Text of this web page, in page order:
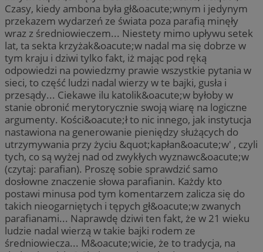
Czasy, kiedy ambona była gł&oacute;wnym i jedynym
przekazem wydarzeń ze świata poza parafią minęły
wraz z średniowieczem... Niestety mimo upływu setek
lat, ta sekta krzyżak&oacute;w nadal ma się dobrze w
tym kraju i dziwi tylko fakt, iż mając pod ręką
odpowiedzi na powiedzmy prawie wszystkie pytania w
sieci, to część ludzi nadal wierzy w te bajki, gusła i
przesądy... Ciekawe ilu katolik&oacute;w byłoby w
stanie obronić merytorycznie swoją wiarę na logiczne
argumenty. Kości&oacute;ł to nic innego, jak instytucja
nastawiona na generowanie pieniędzy służących do
utrzymywania przy życiu &quot;kapłan&oacute;w' , czyli
tych, co są wyżej nad od zwykłych wyznawc&oacute;w
(czytaj: parafian). Proszę sobie sprawdzić samo
dosłowne znaczenie słowa parafianin. Każdy kto
postawi minusa pod tym komentarzem zalicza się do
takich nieogarniętych i tępych gł&oacute;w zwanych
parafianami... Naprawdę dziwi ten fakt, że w 21 wieku
ludzie nadal wierzą w takie bajki rodem ze
średniowiecza... M&oacute;wicie, że to tradycja, na